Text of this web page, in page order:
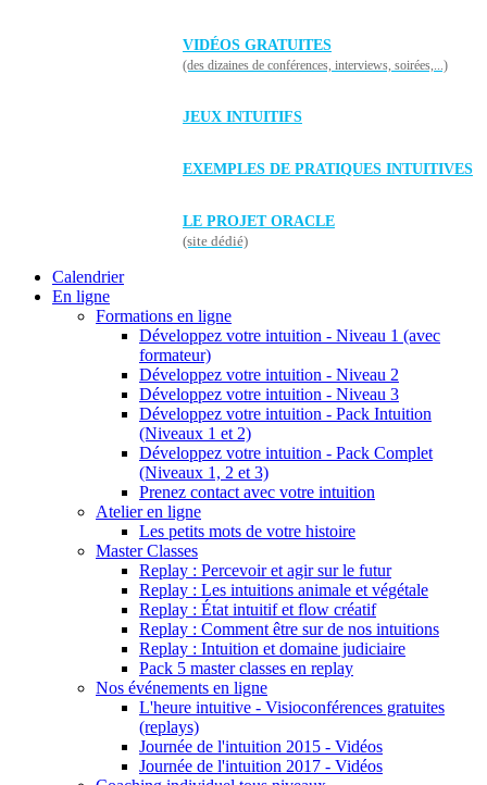
VIDÉOS GRATUITES
(des dizaines de conférences, interviews, soirées,...)
JEUX INTUITIFS
EXEMPLES DE PRATIQUES INTUITIVES
LE PROJET ORACLE
(site dédié)
Calendrier
En ligne
Formations en ligne
Développez votre intuition - Niveau 1 (avec
formateur)
Développez votre intuition - Niveau 2
Développez votre intuition - Niveau 3
Développez votre intuition - Pack Intuition
(Niveaux 1 et 2)
Développez votre intuition - Pack Complet
(Niveaux 1, 2 et 3)
Prenez contact avec votre intuition
Atelier en ligne
Les petits mots de votre histoire
Master Classes
Replay : Percevoir et agir sur le futur
Replay : Les intuitions animale et végétale
Replay : État intuitif et flow créatif
Replay : Comment être sur de nos intuitions
Replay : Intuition et domaine judiciaire
Pack 5 master classes en replay
Nos événements en ligne
L'heure intuitive - Visioconférences gratuites
(replays)
Journée de l'intuition 2015 - Vidéos
Journée de l'intuition 2017 - Vidéos